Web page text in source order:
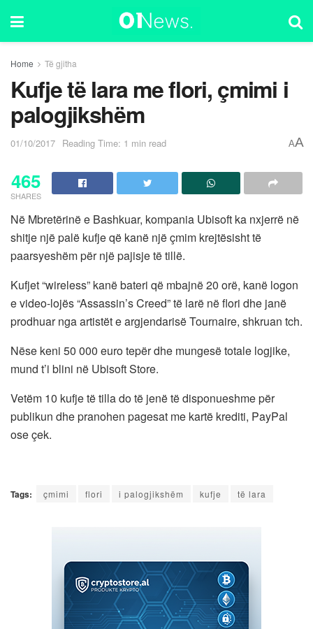
Home Të gjitha
Kufje të lara me flori, çmimi i
palogjikshëm
01/10/2017 Reading Time: 1 min read AA
465
SHARES
Në Mbretërinë e Bashkuar, kompania Ubisoft ka nxjerrë në
shitje një palë kufje që kanë një çmim krejtësisht të
paarsyeshëm për një pajisje të tillë.
Kufjet “wireless” kanë bateri që mbajnë 20 orë, kanë logon
e video-lojës “Assassin’s Creed” të larë në flori dhe janë
prodhuar nga artistët e argjendarisë Tournaire, shkruan tch.
Nëse keni 50 000 euro tepër dhe mungesë totale logjike,
mund t’i blini në Ubisoft Store.
Vetëm 10 kufje të tilla do të jenë të disponueshme për
publikun dhe pranohen pagesat me kartë krediti, PayPal
ose çek.
Tags: çmimi flori i palogjikshëm kufje të lara